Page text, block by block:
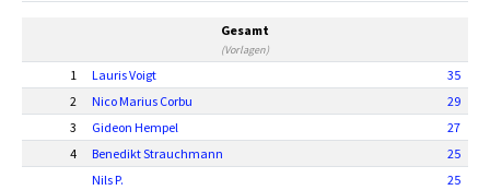
Gesamt
(Vorlagen)
1 Lauris Voigt
35
2
Nico Marius Corbu
29
3
Gideon Hempel
27
4
Benedikt Strauchmann
25
Nils P.
25